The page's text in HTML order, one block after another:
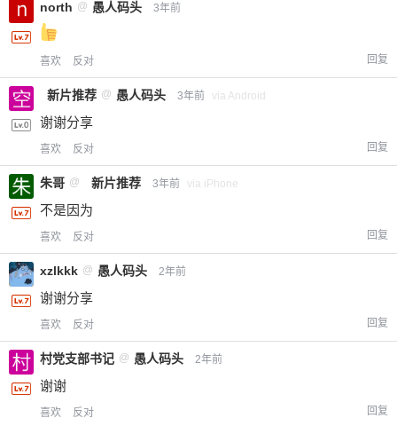
2 元
north @ 愚人码头 3年前
喜欢 反对 回复
新片推荐 @ 愚人码头 3年前 via Android
谢谢分享
喜欢 反对 回复
朱哥 @ 新片推荐 3年前 via iPhone
不是因为
喜欢 反对 回复
xzlkkk @ 愚人码头 2年前
谢谢分享
喜欢 反对 回复
村党支部书记 @ 愚人码头 2年前
谢谢
喜欢 反对 回复
您没有权限发布内容，请购买会员或者提升权
限。
6位以上